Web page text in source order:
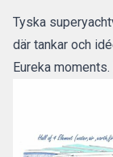
Tyska
där tankar och
Eureka